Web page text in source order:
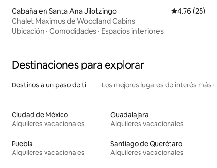
Cabaña en Santa Ana Jilotzingo Calificación
4.76 (25)
Chalet Maximus de Woodland Cabins
Ubicación · Comodidades · Espacios interiores
Destinaciones para explorar
Destinos a un paso de ti Los mejores lugares de interés más
Ciudad de México
Alquileres vacacionales
Guadalajara
Alquileres vacacionales
Puebla
Alquileres vacacionales
Santiago de Querétaro
Alquileres vacacionales